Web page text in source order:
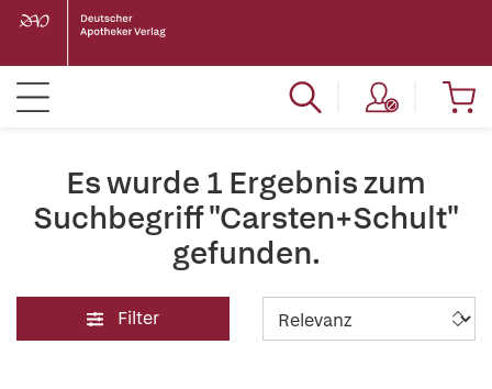
Es wurde 1 Ergebnis zum
Suchbegriff "Carsten+Schult"
gefunden.
Filter